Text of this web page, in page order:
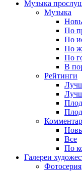
Музыка
Музыка
По
По
По
По
В
Рейтинги
Все
По
Галереи
Фотосерия